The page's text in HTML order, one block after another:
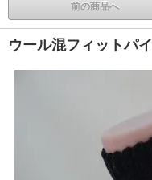
前の商品へ
ウール混フィットパ